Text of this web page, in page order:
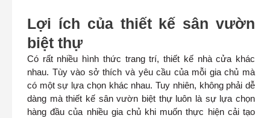
Lợi ích của thiết kế sân vườn
biệt thự
Có rất nhiều hình thức trang trí, thiết kế nhà cửa khác
nhau. Tùy vào sở thích và yêu cầu của mỗi gia chủ mà
có một sự lựa chọn khác nhau. Tuy nhiên, không phải dễ
dàng mà thiết kế sân vườn biệt thự luôn là sự lựa chọn
hàng đầu của nhiều gia chủ khi muốn thực hiện cải tạo